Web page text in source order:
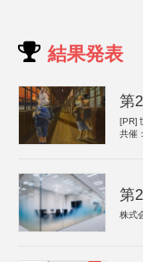
結果発表
第
[PR]
共催
第
株式